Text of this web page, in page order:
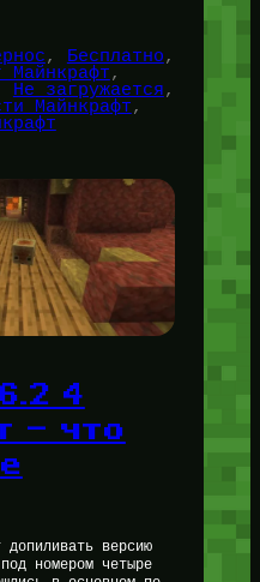
, Бесплатно
Майнкрафт
Не загружается
Майнкрафт
4
— что
допиливать версию
номером четыре